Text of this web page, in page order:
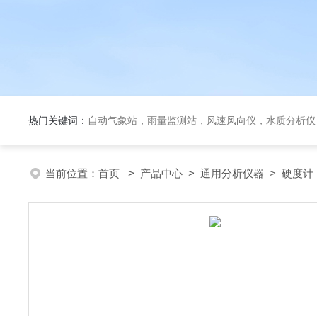
热门关键词： 自动气象站，雨量监测站，风速风向仪，水质分析
当前位置： 首页 > 产品中心 > 通用分析仪器 > 硬度计